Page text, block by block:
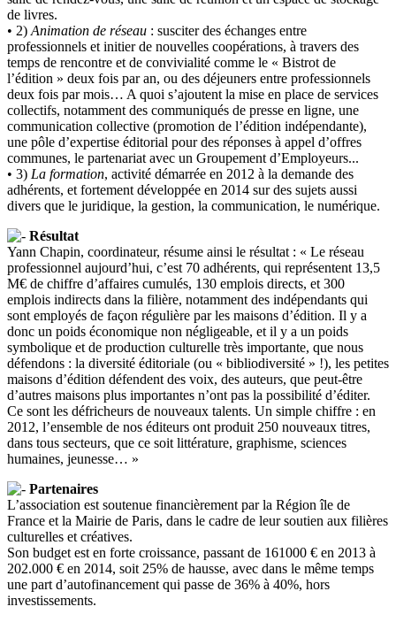
de livres.
• 2) Animation de réseau : susciter des échanges entre
professionnels et initier de nouvelles coopérations, à travers des
temps de rencontre et de convivialité comme le « Bistrot de
l’édition » deux fois par an, ou des déjeuners entre professionnels
deux fois par mois… A quoi s’ajoutent la mise en place de services
collectifs, notamment des communiqués de presse en ligne, une
communication collective (promotion de l’édition indépendante),
une pôle d’expertise éditorial pour des réponses à appel d’offres
communes, le partenariat avec un Groupement d’Employeurs...
• 3) La formation, activité démarrée en 2012 à la demande des
adhérents, et fortement développée en 2014 sur des sujets aussi
divers que le juridique, la gestion, la communication, le numérique.
Résultat
Yann Chapin, coordinateur, résume ainsi le résultat : « Le réseau
professionnel aujourd’hui, c’est 70 adhérents, qui représentent 13,5
M€ de chiffre d’affaires cumulés, 130 emplois directs, et 300
emplois indirects dans la filière, notamment des indépendants qui
sont employés de façon régulière par les maisons d’édition. Il y a
donc un poids économique non négligeable, et il y a un poids
symbolique et de production culturelle très importante, que nous
défendons : la diversité éditoriale (ou « bibliodiversité » !), les petites
maisons d’édition défendent des voix, des auteurs, que peut-être
d’autres maisons plus importantes n’ont pas la possibilité d’éditer.
Ce sont les défricheurs de nouveaux talents. Un simple chiffre : en
2012, l’ensemble de nos éditeurs ont produit 250 nouveaux titres,
dans tous secteurs, que ce soit littérature, graphisme, sciences
humaines, jeunesse… »
Partenaires
L’association est soutenue financièrement par la Région île de
France et la Mairie de Paris, dans le cadre de leur soutien aux filières
culturelles et créatives.
Son budget est en forte croissance, passant de 161000 € en 2013 à
202.000 € en 2014, soit 25% de hausse, avec dans le même temps
une part d’autofinancement qui passe de 36% à 40%, hors
investissements.